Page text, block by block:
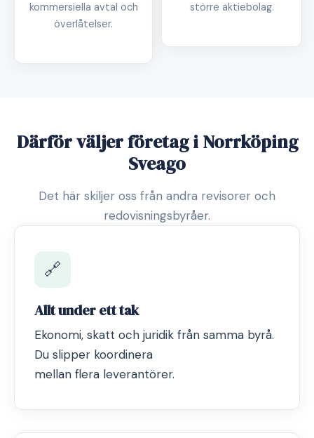
kommersiella avtal och
överlåtelser.
större aktiebolag.
Därför väljer företag i Norrköping
Sveago
Det här skiljer oss från andra revisorer och
redovisningsbyråer.
🔗
Allt under ett tak
Ekonomi, skatt och juridik från samma byrå.
Du slipper koordinera
mellan flera leverantörer.